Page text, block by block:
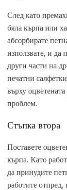
След като
бяла кърпа или
абсорбирате
използвате, и да
други части на
печатни
върху
проблем.
Стъпка втора
Поставете
кърпа. Като
да принудите
работите